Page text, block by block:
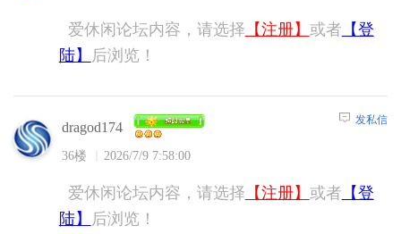
爱休闲论坛内容，请选择 【注册】 或者 【登
陆】
后浏览！
dragod174
36楼 2026/7/9 7:58:00
发私信
爱休闲论坛内容，请选择 【注册】 或者 【登
陆】
后浏览！